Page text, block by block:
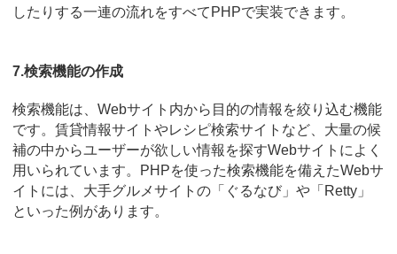
したりする一連の流れをすべてPHPで実装できます。
7.検索機能の作成
検索機能は、Webサイト内から目的の情報を絞り込む機能
です。賃貸情報サイトやレシピ検索サイトなど、大量の候
補の中からユーザーが欲しい情報を探すWebサイトによく
用いられています。PHPを使った検索機能を備えたWebサ
イトには、大手グルメサイトの「ぐるなび」や「Retty」
といった例があります。